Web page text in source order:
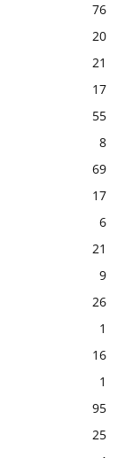
76
20
21
17
55
8
69
17
6
21
9
26
1
16
1
95
25